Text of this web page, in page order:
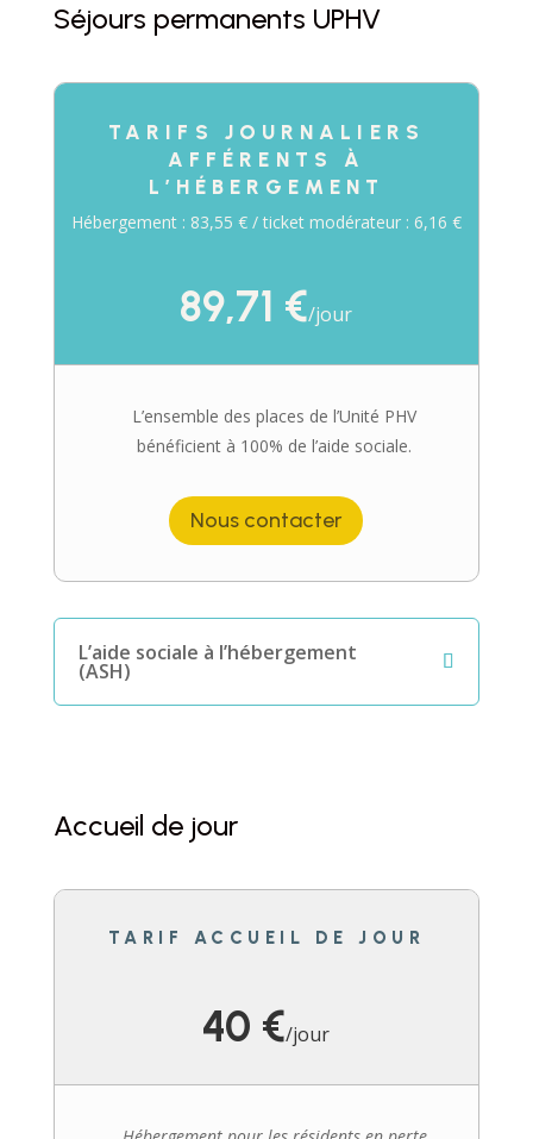
Séjours permanents UPHV
TARIFS JOURNALIERS
AFFÉRENTS À
L’HÉBERGEMENT
Hébergement : 83,55 € / ticket modérateur : 6,16 €
89,71 €/jour
L’ensemble des places de l’Unité PHV
bénéficient à 100% de l’aide sociale.
Nous contacter
L’aide sociale à l’hébergement
(ASH)
Accueil de jour
TARIF ACCUEIL DE JOUR
40 €/jour